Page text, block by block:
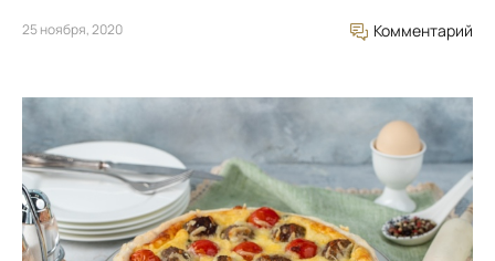
25 ноября, 2020 Комментарий